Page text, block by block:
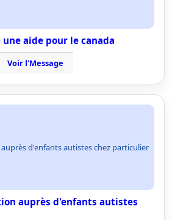
une aide pour le canada
Voir l'Message
d'enfants autistes chez particulier
auprès d'enfants autistes